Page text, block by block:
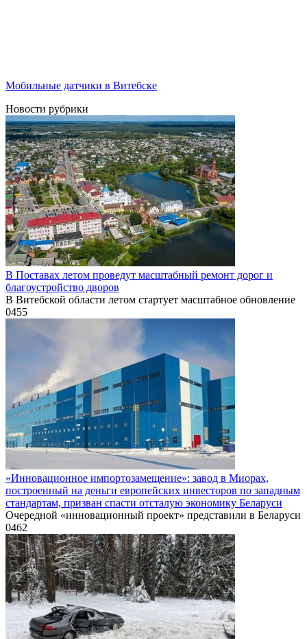
Мобильные датчики в Витебске
Новости рубрики
В Поставах летом проведут масштабный ремонт дорог и
благоустройство дворов
В Витебской области летом стартует масштабное обновление
0455
«Инновационное импортозамещение»: завод в Миорах,
построенный на деньги европейских инвесторов по западным
стандартам, призван спасти отсталую экономику Беларуси
Очередной «инновационный проект» представили в Беларуси
0462